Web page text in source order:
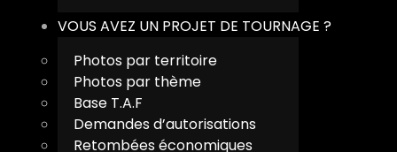
VOUS AVEZ UN PROJET DE TOURNAGE ?
Photos par territoire
Photos par thème
Base T.A.F
Demandes d’autorisations
Retombées économiques